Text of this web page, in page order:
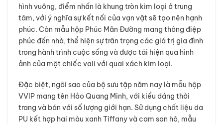
hình vuông, điểm nhấn là khung tròn kim loại ở trung
tâm, với ý nghĩa sự kết nối của vạn vật sẽ tạo nên hạnh
phúc. Còn mẫu hộp Phúc Mãn Đường mang thông điệp
phúc đến nhà, thể hiện sự trân trọng các giá trị gia đình
trong hành trình cuộc sống và được tái hiện qua hình
ảnh của một chiếc vali với quai xách kim loại.
Đặc biệt, ngôi sao của bộ sưu tập năm nay là mẫu hộp
VVIP mang tên Hảo Quang Minh, với kiểu dáng thời
trang và bán với số lượng giới hạn. Sử dụng chất liệu da
PU kết hợp hai màu xanh Tiffany và cam san hô, mẫu